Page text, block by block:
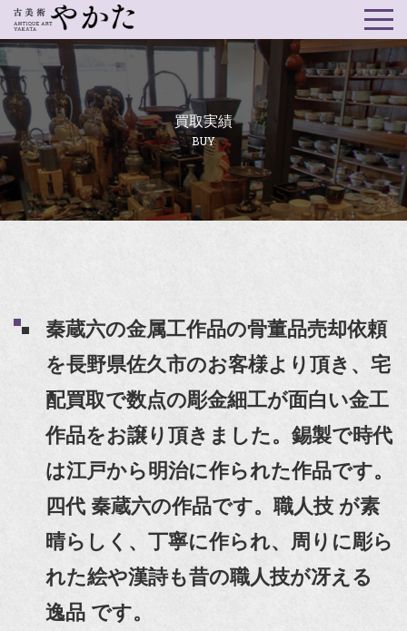
買取実績
BUY
秦蔵六の金属工作品の骨董品売却依頼
を長野県佐久市のお客様より頂き、宅
配買取で数点の彫金細工が面白い金工
作品をお譲り頂きました。錫製で時代
は江戸から明治に作られた作品です。
四代 秦蔵六の作品です。職人技 が素
晴らしく、丁寧に作られ、周りに彫ら
れた絵や漢詩も昔の職人技が冴える
逸品 です。